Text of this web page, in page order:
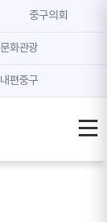
중구의회
문화관광
내편중구